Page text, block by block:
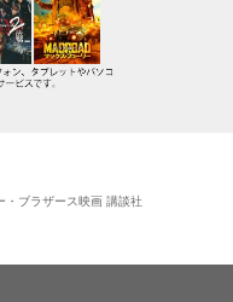
・ブラザース映画 講談社